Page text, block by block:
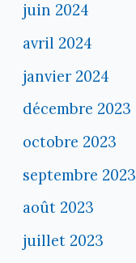
juin 2024
avril 2024
janvier 2024
décembre 2023
octobre 2023
septembre 2023
août 2023
juillet 2023